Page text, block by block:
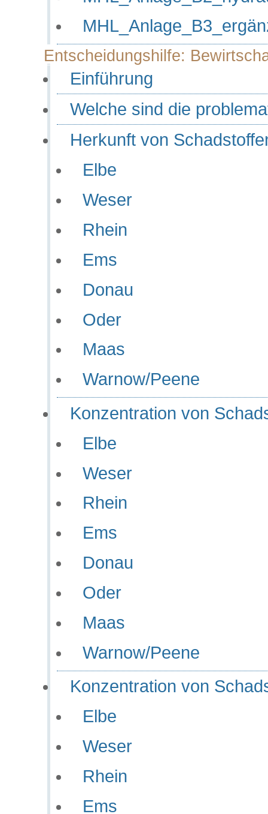
Entscheidungshilfe:
Einführung
Welche sind die
Herkunft von
Elbe
Weser
Rhein
Ems
Donau
Oder
Maas
Warnow/Peene
Konzentration von
Elbe
Weser
Rhein
Ems
Donau
Oder
Maas
Warnow/Peene
Konzentration von
Elbe
Weser
Rhein
Ems